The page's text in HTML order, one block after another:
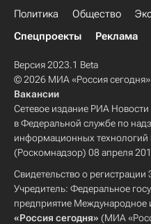
Политика Общество
Спецпроекты
Реклама
Версия 2023.1 Beta
© 2026 МИА «Россия сегодня»
Вакансии
Сетевое издание РИА Новости
в Федеральной службе по
информационных
(Роскомнадзор) 08 апреля
Свидетельство о
Учредитель: Федеральное
предприятие Международное
«Россия сегодня» (МИА